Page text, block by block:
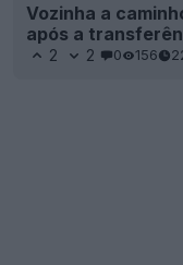
Vozinha a
após a
2 2 0 156